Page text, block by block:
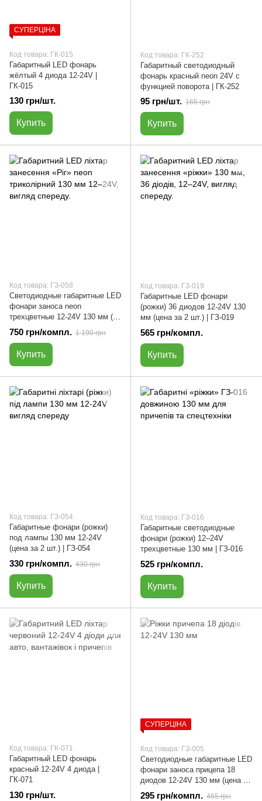
СУПЕРЦІНА
Код товара: ГК-015
Габаритный LED фонарь
жёлтый 4 диода 12-24V |
ГК-015
130 грн/шт.
Купить
Код товара: ГК-252
Габаритный светодиодный
фонарь красный neon 24V с
функцией поворота | ГК-252
95 грн/шт. 165 грн
Купить
Код товара: ГЗ-058
Светодиодные габаритные LED
фонари заноса neon
трехцветные 12-24V 130 мм (
цена за 2 шт.) | ГЗ-058
750 грн/компл. 1 190 грн
Купить
Код товара: ГЗ-019
Габаритные LED фонари
(рожки) 36 диодов 12-24V 130
мм (цена за 2 шт.) | ГЗ-019
565 грн/компл.
Купить
Код товара: ГЗ-054
Габаритные фонари (рожки)
под лампы 130 мм 12-24V
(цена за 2 шт.) | ГЗ-054
330 грн/компл. 430 грн
Купить
Код товара: ГЗ-016
Габаритные светодиодные
фонари (рожки) 12–24V
трехцветные 130 мм | ГЗ-016
525 грн/компл.
Купить
Код товара: ГК-071
Габаритный LED фонарь
красный 12-24V 4 диода |
ГК-071
130 грн/шт.
СУПЕРЦІНА
Код товара: ГЗ-005
Светодиодные габаритные LED
фонари заноса прицепа 18
диодов 12-24V 130 мм (цена за
2 шт.) | ГЗ-005
295 грн/компл. 465 грн